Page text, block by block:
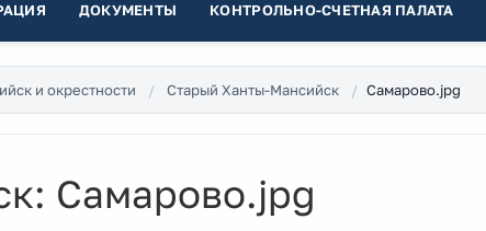
ДОКУМЕНТЫ КОНТРОЛЬНО-СЧЕТНАЯ ПАЛАТА
и окрестности Старый Ханты-Мансийск Самарово.jpg
Самарово.jpg